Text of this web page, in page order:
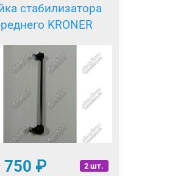
стабилизатора
KRONER
2 шт.
750 ₽